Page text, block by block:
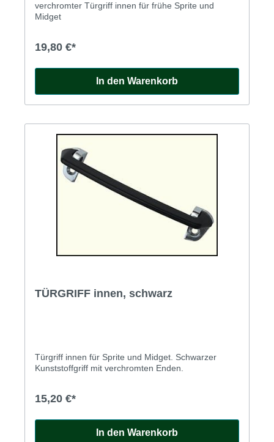
verchromter Türgriff innen für frühe Sprite und
Midget
19,80 €*
In den Warenkorb
TÜRGRIFF innen, schwarz
Türgriff innen für Sprite und Midget. Schwarzer
Kunststoffgriff mit verchromten Enden.
15,20 €*
In den Warenkorb